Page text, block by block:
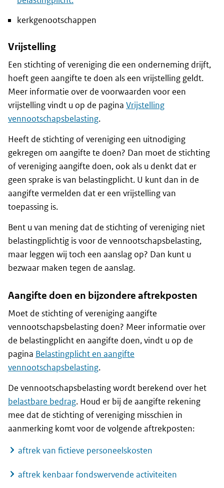
kerkgenootschappen
Vrijstelling
Een stichting of vereniging die een onderneming drijft,
hoeft geen aangifte te doen als een vrijstelling geldt.
Meer informatie over de voorwaarden voor een
vrijstelling vindt u op de pagina Vrijstelling
vennootschapsbelasting.
Heeft de stichting of vereniging een uitnodiging
gekregen om aangifte te doen? Dan moet de stichting
of vereniging aangifte doen, ook als u denkt dat er
geen sprake is van belastingplicht. U kunt dan in de
aangifte vermelden dat er een vrijstelling van
toepassing is.
Bent u van mening dat de stichting of vereniging niet
belastingplichtig is voor de vennootschapsbelasting,
maar leggen wij toch een aanslag op? Dan kunt u
bezwaar maken tegen de aanslag.
Aangifte doen en bijzondere aftrekposten
Moet de stichting of vereniging aangifte
vennootschapsbelasting doen? Meer informatie over
de belastingplicht en aangifte doen, vindt u op de
pagina Belastingplicht en aangifte
vennootschapsbelasting.
De vennootschapsbelasting wordt berekend over het
belastbare bedrag. Houd er bij de aangifte rekening
mee dat de stichting of vereniging misschien in
aanmerking komt voor de volgende aftrekposten:
aftrek van fictieve personeelskosten
aftrek kenbaar fondswervende activiteiten